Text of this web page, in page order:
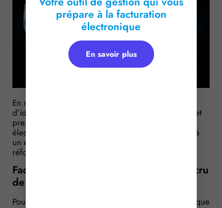
En raison des risques de fraude et d’usurpation
d’identité que suscite le recours à des plateformes et
prestataires privés dans le cadre de la facturation
électronique, le Gouvernement est interrogé quant à
un éventuel report de l’entrée en vigueur de cette
réforme. Sa réponse est sans appel…
Facturation électronique : un risque accru
de fraudes dénoncé
Pour mémoire, la réforme de la facturation électronique
prépare à la facturation
électronique
En savoir plus